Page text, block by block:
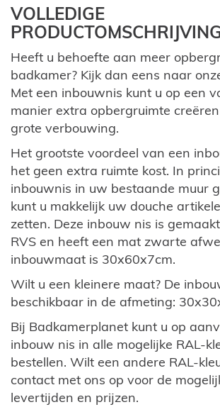
VOLLEDIGE
PRODUCTOMSCHRIJVING
Heeft u behoefte aan meer
badkamer? Kijk dan eens naar
Met een inbouwnis kunt u op een
manier extra opbergruimte
grote verbouwing.
Het grootste voordeel van een
het geen extra ruimte kost. In
inbouwnis in uw bestaande muur
kunt u makkelijk uw douche
zetten. Deze inbouw nis is
RVS en heeft een mat zwarte
inbouwmaat is 30x60x7cm.
Wilt u een kleinere maat? De
beschikbaar in de afmeting:
Bij Badkamerplanet kunt u op
inbouw nis in alle mogelijke RAL-
bestellen. Wilt een andere RAL-
contact met ons op voor de
levertijden en prijzen.